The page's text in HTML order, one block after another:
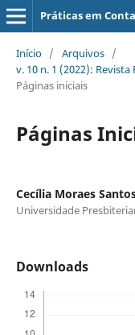
Práticas em
Início / Arquivos /
v. 10 n. 1 (2022):
Páginas iniciais
Páginas
Cecília Moraes
Universidade
Downloads